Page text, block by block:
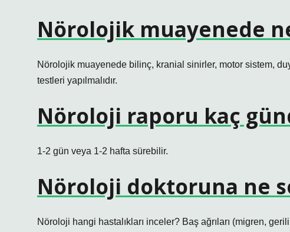
Nörolojik muayenede
Nörolojik muayenede bilinç, kranial sinirler, motor sistem,
testleri yapılmalıdır.
Nöroloji raporu kaç
1-2 gün veya 1-2 hafta sürebilir.
Nöroloji doktoruna ne
Nöroloji hangi hastalıkları inceler? Baş ağrıları (migren,